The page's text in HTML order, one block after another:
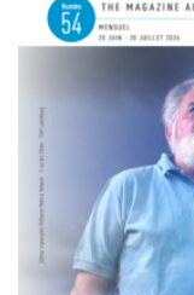
nécessairement
07 juillet 2026 - 09:39
Comment une
22 juin 2026 - 17:16
Covid long: des
11 mai 2026 - 10:36
Un robot
équipes soignantes